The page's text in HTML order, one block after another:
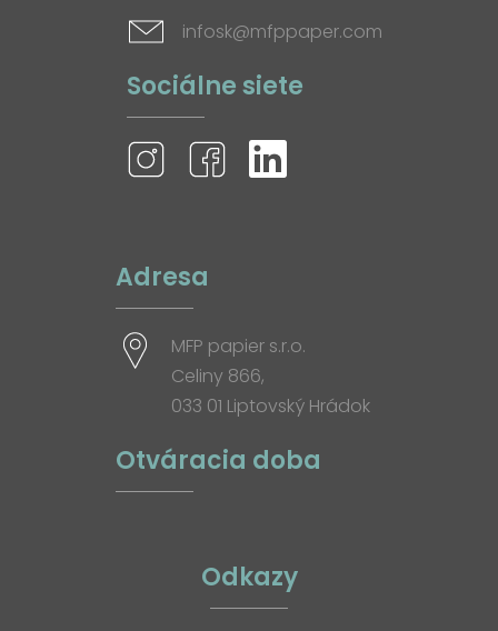
infosk@mfppaper.com
Sociálne siete
Adresa
MFP papier s.r.o.
Celiny 866,
033 01 Liptovský Hrádok
Otváracia doba
Odkazy